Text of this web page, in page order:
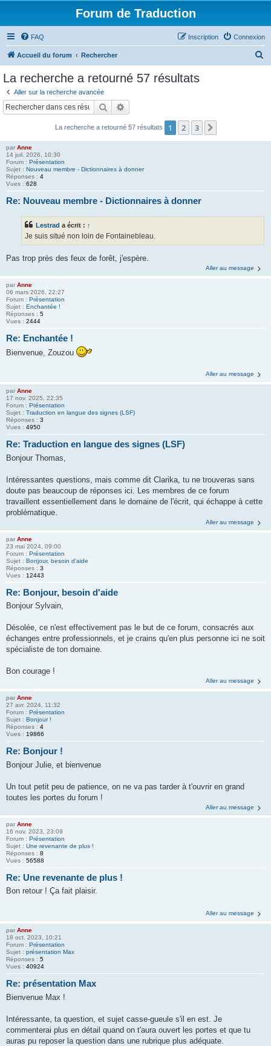
Forum de Traduction
FAQ Connexion
Inscription
Accueil du forum Rechercher
c
La recherche a retourné 57 résultats
Aller sur la recherche avancée
Rechercher
La recherche a retourné 57 résultats 1 2 3
par Anne
14 juil. 2026, 10:30
Forum : Présentation
Sujet : Nouveau membre - Dictionnaires à donner
Réponses : 4
Vues : 628
Re: Nouveau membre - Dictionnaires à donner
Lestrad a écrit : ↑
Je suis situé non loin de Fontainebleau.
Pas trop près des feux de forêt, j'espère.
Aller au message
par Anne
06 mars 2026, 22:27
Forum : Présentation
Sujet : Enchantée !
Réponses : 5
Vues : 2444
Re: Enchantée !
Bienvenue, Zouzou
Aller au message
par Anne
17 nov. 2025, 22:35
Forum : Présentation
Sujet : Traduction en langue des signes (LSF)
Réponses : 3
Vues : 4950
Re: Traduction en langue des signes (LSF)
Bonjour Thomas,
Intéressantes questions, mais comme dit Clarika, tu ne trouveras sans
doute pas beaucoup de réponses ici. Les membres de ce forum
travaillent essentiellement dans le domaine de l'écrit, qui échappe à cette
problématique.
Aller au message
par Anne
23 mai 2024, 09:00
Forum : Présentation
Sujet : Bonjour, besoin d'aide
Réponses : 3
Vues : 12443
Re: Bonjour, besoin d'aide
Bonjour Sylvain,
Désolée, ce n'est effectivement pas le but de ce forum, consacrés aux
échanges entre professionnels, et je crains qu'en plus personne ici ne soit
spécialiste de ton domaine.
Bon courage !
Aller au message
par Anne
27 avr. 2024, 11:32
Forum : Présentation
Sujet : Bonjour !
Réponses : 4
Vues : 19866
Re: Bonjour !
Bonjour Julie, et bienvenue
Un tout petit peu de patience, on ne va pas tarder à t'ouvrir en grand
toutes les portes du forum !
Aller au message
par Anne
16 nov. 2023, 23:09
Forum : Présentation
Sujet : Une revenante de plus !
Réponses : 8
Vues : 56588
Re: Une revenante de plus !
Bon retour ! Ça fait plaisir.
Aller au message
par Anne
18 oct. 2023, 10:21
Forum : Présentation
Sujet : présentation Max
Réponses : 5
Vues : 40924
Re: présentation Max
Bienvenue Max !
Intéressante, ta question, et sujet casse-gueule s'il en est. Je
commenterai plus en détail quand on t'aura ouvert les portes et que tu
auras pu reposer la question dans une rubrique plus adéquate.